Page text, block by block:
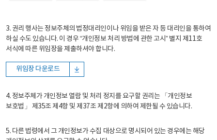
3. 권리 행사는 정보주체의 법정대리인이나 위임을 받은 자 등 대리인을 통하여
하실 수도 있습니다. 이 경우 “개인정보 처리 방법에 관한 고시” 별지 제11호
서식에 따른 위임장을 제출하셔야 합니다.
위임장 다운로드
4. 정보주체가 개인정보 열람 및 처리 정지를 요구할 권리는 「개인정보
보호법」 제35조 제4항 및 제37조 제2항에 의하여 제한될 수 있습니다.
5. 다른 법령에서 그 개인정보가 수집 대상으로 명시되어 있는 경우에는 해당